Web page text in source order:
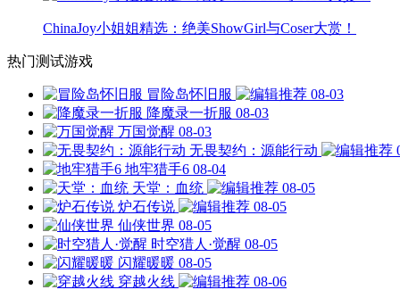
ChinaJoy小姐姐精选：绝美ShowGirl与Coser大赏！
热门测试游戏
冒险岛怀旧服
08-03
降魔录一折服 08-03
万国觉醒 08-03
无畏契约：源能行动
地牢猎手6 08-04
天堂：血统
08-05
炉石传说
08-05
仙侠世界 08-05
时空猎人·觉醒 08-05
闪耀暖暖 08-05
穿越火线
08-06